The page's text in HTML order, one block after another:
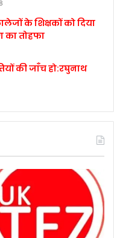
के शिक्षकों को दिया
तोहफा
की जाँच हो:रघुनाथ